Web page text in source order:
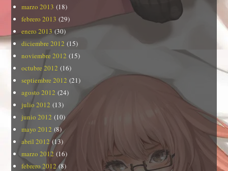
marzo 2013 (18)
febrero 2013 (29)
enero 2013 (30)
diciembre 2012 (15)
noviembre 2012 (15)
octubre 2012 (16)
septiembre 2012 (21)
agosto 2012 (24)
julio 2012 (13)
junio 2012 (10)
mayo 2012 (8)
abril 2012(13)
marzo 2012 (16)
febrero 2012(8)